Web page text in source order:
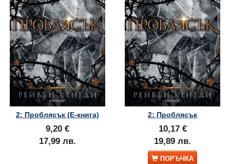
2: Проблясък (Е-книга)
9,20 €
17,99 лв.
2: Проблясък
10,17 €
19,89 лв.
ПОРЪЧКА